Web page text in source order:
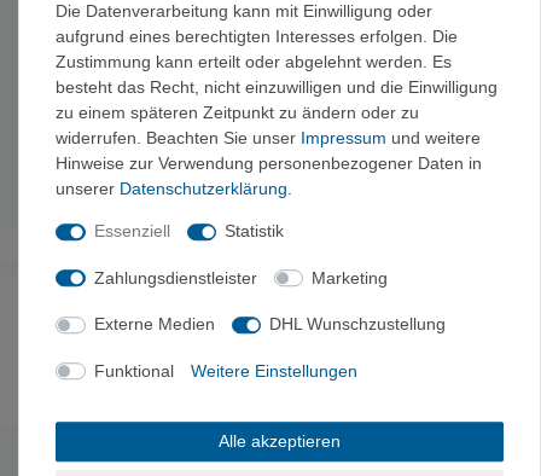
Material 1:
Rezykliertes 75 D Ripstop Polyester, TPU Film
Laminat, bluesign® anerkanntes Material, PFAS-frei
Material 2:
durchsichtiger TPU Film, bluesign®
anerkanntes Material, PFAS-frei
Volumen:
Dimensionen: 16.5 x 12 x 5 cm
Gewicht:22 g
Die Datenverarbeitung kann mit Einwilligung oder
aufgrund eines berechtigten Interesses erfolgen. Die
Zustimmung kann erteilt oder abgelehnt werden. Es
besteht das Recht, nicht einzuwilligen und die Einwilligung
zu einem späteren Zeitpunkt zu ändern oder zu
widerrufen. Beachten Sie unser Impressum und weitere
Hinweise zur Verwendung personenbezogener Daten in
unserer Daten­schutz­erklärung.
Essenziell Statistik
Zahlungsdienstleister Marketing
Externe Medien DHL Wunschzustellung
Funktional Weitere Einstellungen
Alle akzeptieren